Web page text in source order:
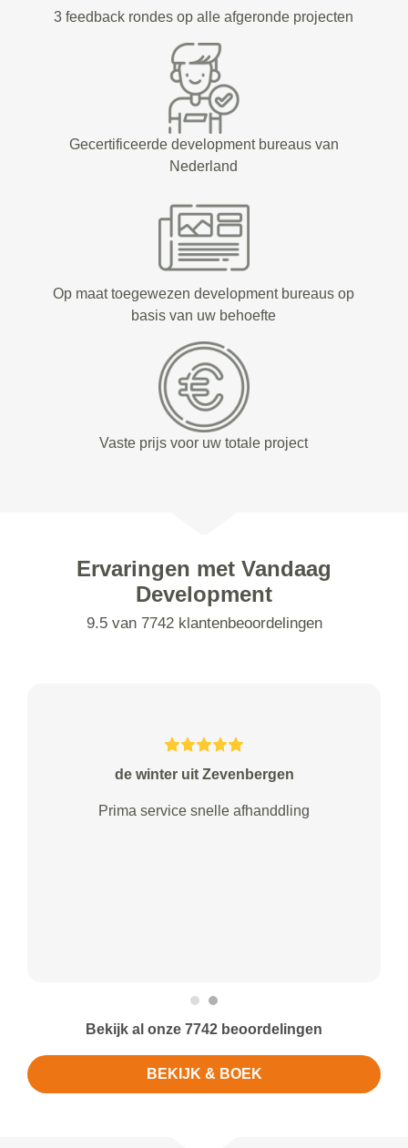
3 feedback rondes op alle afgeronde projecten
Gecertificeerde development bureaus van
Nederland
Op maat toegewezen development bureaus op
basis van uw behoefte
Vaste prijs voor uw totale project
Ervaringen met Vandaag
Development
9.5 van 7742 klantenbeoordelingen
de winter uit Zevenbergen
Prima service snelle afhanddling
Bekijk al onze 7742 beoordelingen
BEKIJK & BOEK